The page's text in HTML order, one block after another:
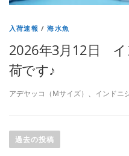
入荷速報 /海水魚
2026年3月12日 イ
荷です♪
アデヤッコ（Mサイズ）、インドニ
稿
過去の投稿